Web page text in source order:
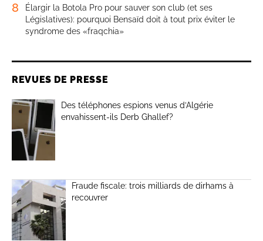
8
Élargir la Botola Pro pour sauver son club (et ses
Législatives): pourquoi Bensaïd doit à tout prix éviter le
syndrome des «fraqchia»
REVUES DE PRESSE
Des téléphones espions venus d’Algérie
envahissent-ils Derb Ghallef?
Fraude fiscale: trois milliards de dirhams à
recouvrer